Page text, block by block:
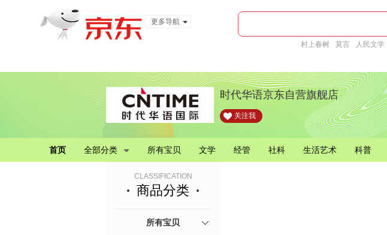
更多导航
村上春树 莫言 人民文学
时代华语京东自营旗舰店
关注我
首页 全部分类 所有宝贝 文学 经管 社科 生活艺术 科普
CLASSIFICATION
商品分类
所有宝贝